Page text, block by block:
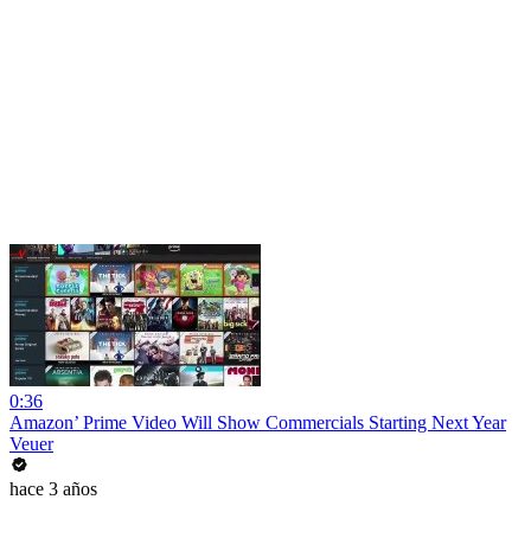
0:36
Amazon’ Prime Video Will Show Commercials Starting Next Year
Veuer
hace 3 años